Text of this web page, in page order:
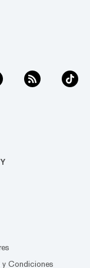
y Condiciones